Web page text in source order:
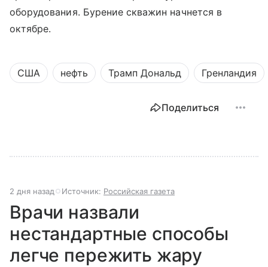
оборудования. Бурение скважин начнется в
октябре.
США нефть Трамп Дональд Гренландия
Поделиться
2 дня назад Источник: Российская газета
Врачи назвали
нестандартные способы
легче пережить жару